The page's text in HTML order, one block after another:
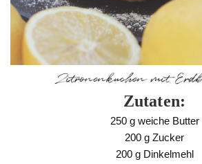
Zutaten:
250 g weiche Butter
200 g Zucker
200 g Dinkelmehl